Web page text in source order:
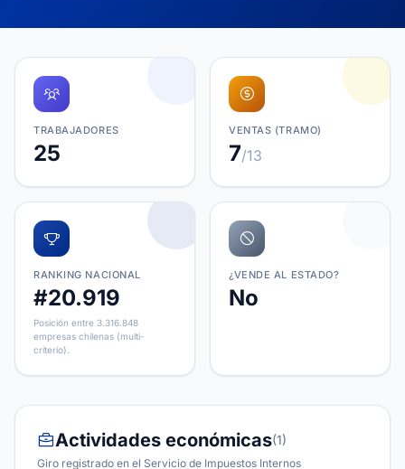
TRABAJADORES
25
VENTAS (TRAMO)
7/13
RANKING NACIONAL
#20.919
Posición entre 3.316.848
empresas chilenas (multi-
criterio).
¿VENDE AL ESTADO?
No
Actividades económicas(1)
Giro registrado en el Servicio de Impuestos Internos